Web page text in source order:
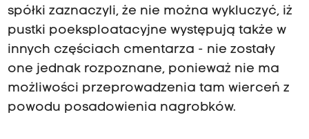
spółki zaznaczyli, że nie można wykluczyć, iż
pustki poeksploatacyjne występują także w
innych częściach cmentarza - nie zostały
one jednak rozpoznane, ponieważ nie ma
możliwości przeprowadzenia tam wierceń z
powodu posadowienia nagrobków.